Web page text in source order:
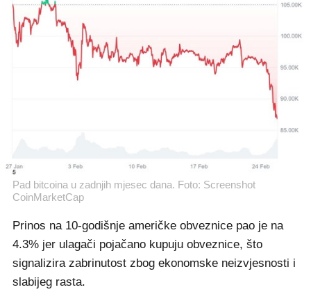
Pad bitcoina u zadnjih mjesec dana. Foto: Screenshot
CoinMarketCap
Prinos na 10-godišnje američke obveznice pao je na
4.3% jer ulagači pojačano kupuju obveznice, što
signalizira zabrinutost zbog ekonomske neizvjesnosti i
slabijeg rasta.